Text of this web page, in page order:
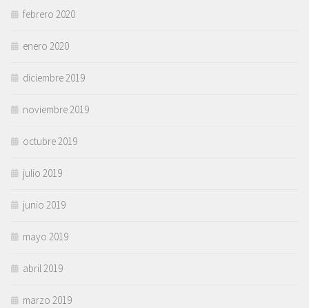
febrero 2020
enero 2020
diciembre 2019
noviembre 2019
octubre 2019
julio 2019
junio 2019
mayo 2019
abril 2019
marzo 2019